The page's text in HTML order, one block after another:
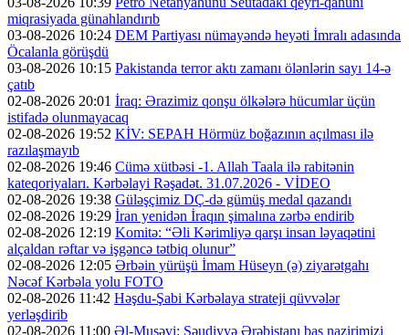
miqrasiyada günahlandırıb
03-08-2026 10:24 DEM Partiyası nümayəndə heyəti İmralı adasında
Öcalanla görüşdü
03-08-2026 10:15 Pakistanda terror aktı zamanı ölənlərin sayı 14-ə
çatıb
02-08-2026 20:01 İraq: Ərazimiz qonşu ölkələrə hücumlar üçün
istifadə olunmayacaq
02-08-2026 19:52 KİV: SEPAH Hörmüz boğazının açılması ilə
razılaşmayıb
02-08-2026 19:46 Cümə xütbəsi -1. Allah Taala ilə rabitənin
kateqoriyaları. Kərbəlayi Rəşadət. 31.07.2026 - VİDEO
02-08-2026 19:38 Güləşçimiz DÇ-də gümüş medal qazandı
02-08-2026 19:29 İran yenidən İraqın şimalına zərbə endirib
02-08-2026 12:19 Komitə: “Əli Kərimliyə qarşı insan ləyaqətini
alçaldan rəftar və işgəncə tətbiq olunur”
02-08-2026 12:05 Ərbəin yürüşü İmam Hüseyn (ə) ziyarətgahı
Nəcəf Kərbəla yolu FOTO
02-08-2026 11:42 Həşdu-Şabi Kərbəlaya strateji qüvvələr
yerləşdirib
02-08-2026 11:00 Əl-Musəvi: Səudiyyə Ərəbistanı baş nazirimizi